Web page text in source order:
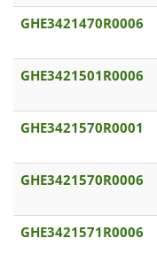
GHE3421470R0006
GHE3421501R0006
GHE3421570R0001
GHE3421570R0006
GHE3421571R0006